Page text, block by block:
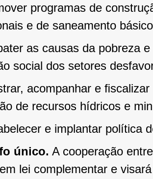
programas de
e de saneamento
as causas da pobreza
social dos setores
acompanhar e
de recursos hídricos e
e implantar política
único. A cooperação
lei complementar e